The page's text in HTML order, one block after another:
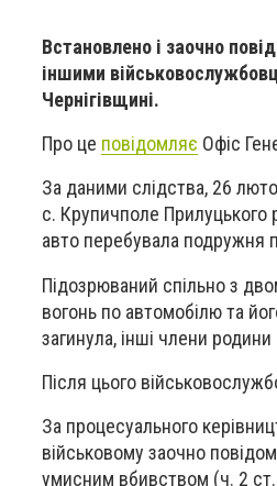
Встановлено і заочно
іншими
Чернігівщині.
Про це повідомляє Офіс
За даними слідства, 26
с. Крупичполе Прилуцького
авто перебувала подружня
Підозрюваний спільно з
вогонь по автомобілю та
загинула, інші члени
Після цього
За процесуального
військовому заочно
умисним вбивством (ч. 2